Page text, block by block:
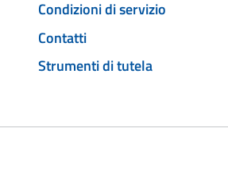
Condizioni di servizio
Contatti
Strumenti di tutela